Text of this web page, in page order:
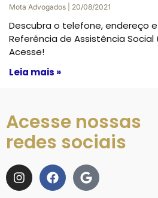
Mota Advogados 20/08/2021
Descubra o telefone, endereço
Referência de Assistência Social
Acesse!
Leia mais »
Acesse nossas
redes sociais